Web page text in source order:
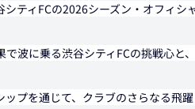
シティFCの2026シーズン・オフィ
波に乗る渋谷シティFCの挑戦心と
プを通じて、クラブのさらなる飛